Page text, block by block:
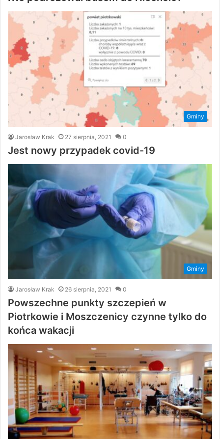
Gminy
Jarosław Krak 27 sierpnia, 2021 0
Jest nowy przypadek covid-19
Gminy
Jarosław Krak 26 sierpnia, 2021 0
Powszechne punkty szczepień w
Piotrkowie i Moszczenicy czynne tylko do
końca wakacji